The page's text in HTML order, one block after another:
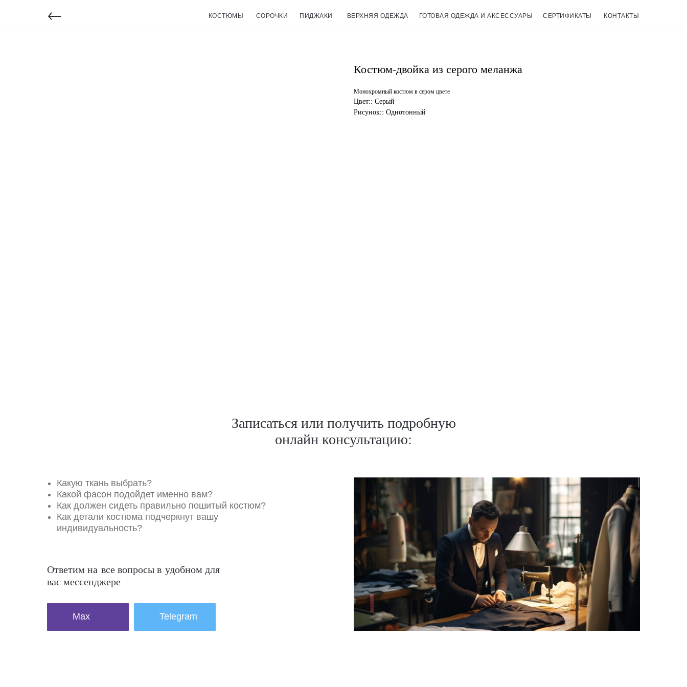
КОСТЮМЫ
← СОРОЧКИ ПИДЖАКИ ВЕРХНЯЯ ОДЕЖДА ГОТОВАЯ ОДЕЖДА И АКСЕССУАРЫ СЕРТИФИКАТЫ КОНТАКТЫ
Костюм-двойка из серого меланжа
Монохромный костюм в сером цвете
Цвет:: Серый
Рисунок:: Однотонный
Записаться или получить подробную
онлайн консультацию:
Какую ткань выбрать?
Какой фасон подойдет именно вам?
Как должен сидеть правильно пошитый костюм?
Как детали костюма подчеркнут вашу
индивидуальность?
Ответим на все вопросы в удобном для
вас мессенджере
Max Telegram